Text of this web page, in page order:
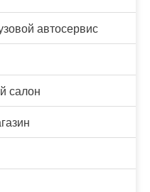
автосервис
салон